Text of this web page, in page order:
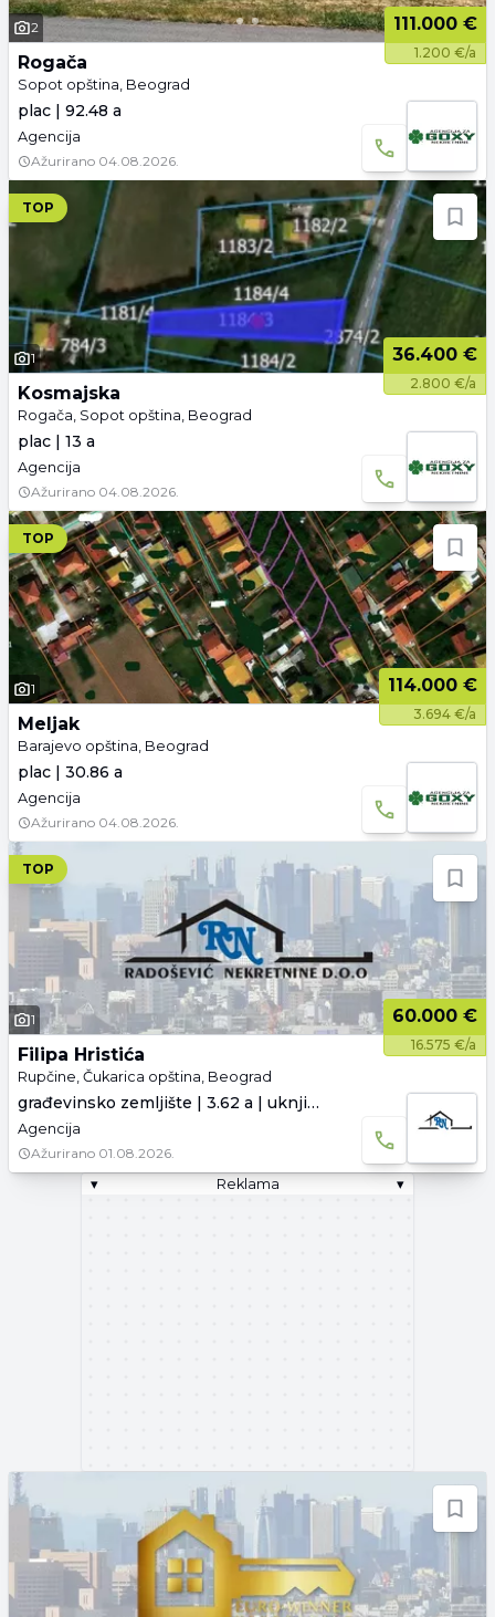
2 111.000 €
1.200 €/a
Rogača
Sopot opština, Beograd
plac | 92.48 a
Agencija
Ažurirano 04.08.2026.
TOP
1 36.400 €
2.800 €/a
Kosmajska
Rogača, Sopot opština, Beograd
plac | 13 a
Agencija
Ažurirano 04.08.2026.
TOP
1 114.000 €
3.694 €/a
Meljak
Barajevo opština, Beograd
plac | 30.86 a
Agencija
Ažurirano 04.08.2026.
TOP
1 60.000 €
16.575 €/a
Filipa Hristića
Rupčine, Čukarica opština, Beograd
građevinsko zemljište | 3.62 a | uknjiženo
Agencija
Ažurirano 01.08.2026.
▾
Reklama ▾